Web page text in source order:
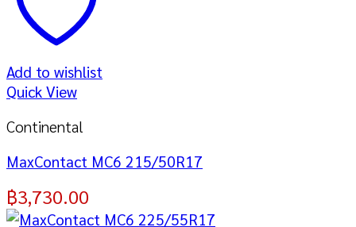
Add to wishlist
Quick View
Continental
MaxContact MC6 215/50R17
฿3,730.00